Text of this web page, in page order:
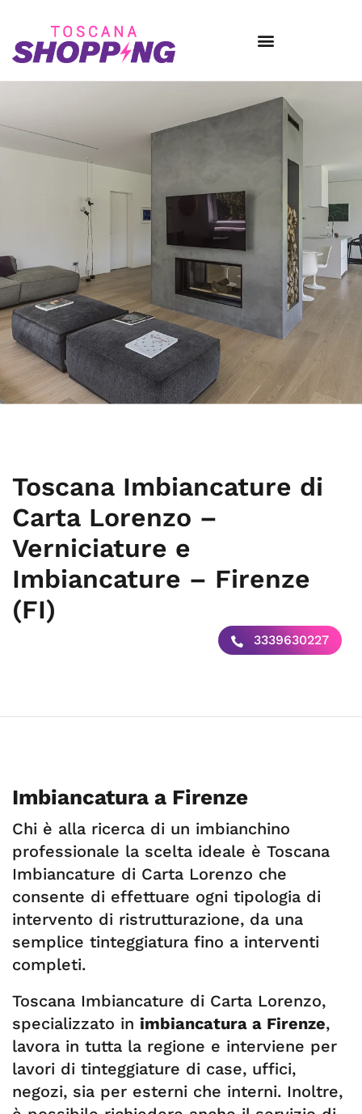
Toscana Imbiancature di
Carta Lorenzo –
Verniciature e
Imbiancature – Firenze
(FI)
3339630227
Imbiancatura a Firenze
Chi è alla ricerca di un imbianchino
professionale la scelta ideale è Toscana
Imbiancature di Carta Lorenzo che
consente di effettuare ogni tipologia di
intervento di ristrutturazione, da una
semplice tinteggiatura fino a interventi
completi.
Toscana Imbiancature di Carta Lorenzo,
specializzato in imbiancatura a Firenze,
lavora in tutta la regione e interviene per
lavori di tinteggiature di case, uffici,
negozi, sia per esterni che interni. Inoltre,